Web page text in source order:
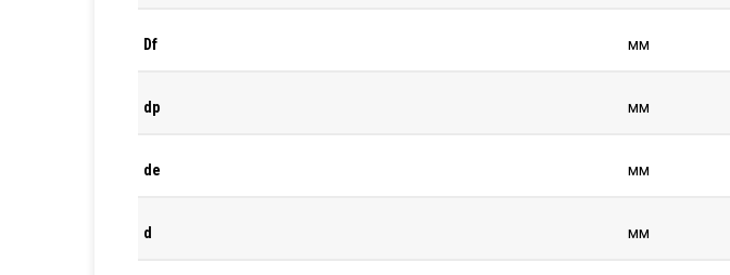
Df мм
dp мм
de мм
d мм